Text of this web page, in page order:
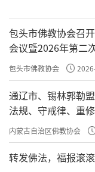
包头市佛教协会召
会议暨2026年第二
包头市佛教协会
通辽市、锡林郭勒
法规、守戒律、重
专题学习会
内蒙古自治区佛教协会
转发佛法，福报滚